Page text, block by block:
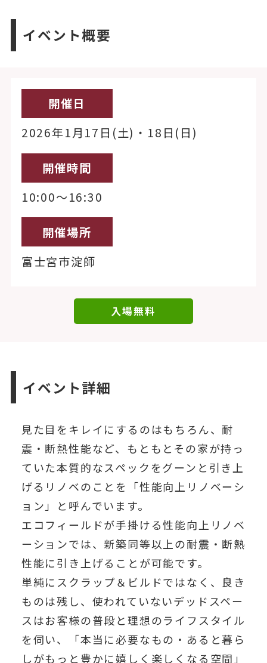
イベント概要
開催日
2026年1月17日(土)・18日(日)
開催時間
10:00～16:30
開催場所
富士宮市淀師
入場無料
イベント詳細
見た目をキレイにするのはもちろん、耐
震・断熱性能など、もともとその家が持っ
ていた本質的なスペックをグーンと引き上
げるリノベのことを「性能向上リノベーシ
ョン」と呼んでいます。
エコフィールドが手掛ける性能向上リノベ
ーションでは、新築同等以上の耐震・断熱
性能に引き上げることが可能です。
単純にスクラップ＆ビルドではなく、良き
ものは残し、使われていないデッドスペー
スはお客様の普段と理想のライフスタイル
を伺い、「本当に必要なもの・あると暮ら
しがもっと豊かに嬉しく楽しくなる空間」